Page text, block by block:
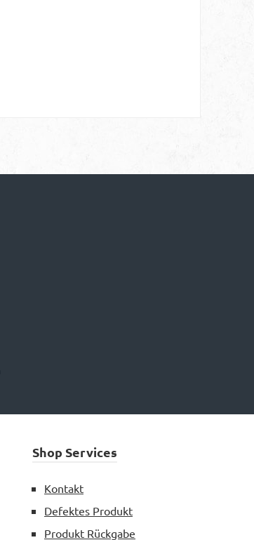
Shop Services
Kontakt
Defektes Produkt
Produkt Rückgabe